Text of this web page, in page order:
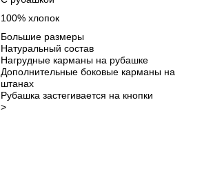
100% хлопок
Большие размеры
Натуральный состав
Нагрудные карманы на рубашке
Дополнительные боковые карманы на
штанах
Рубашка застегивается на кнопки
>